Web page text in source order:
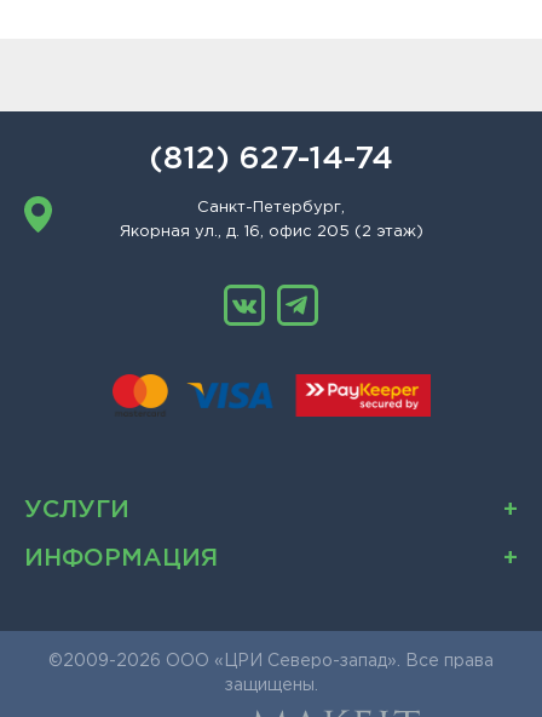
(812) 627-14-74
Санкт-Петербург,
Якорная ул., д. 16, офис 205 (2 этаж)
УСЛУГИ
ИНФОРМАЦИЯ
©2009-2026 ООО «ЦРИ Северо-запад». Все права
защищены.